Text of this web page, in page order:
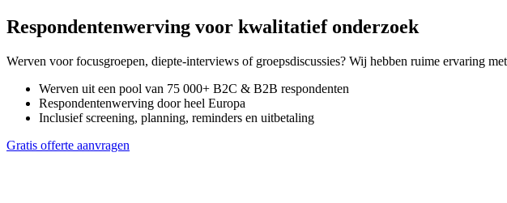
Respondentenwerving voor kwalitatief onderzoek
Werven voor focusgroepen, diepte-interviews of groepsdiscussies? Wij hebben ruime ervaring
Werven uit een pool van 75 000+ B2C & B2B respondenten
Respondentenwerving door heel Europa
Inclusief screening, planning, reminders en uitbetaling
Gratis offerte aanvragen